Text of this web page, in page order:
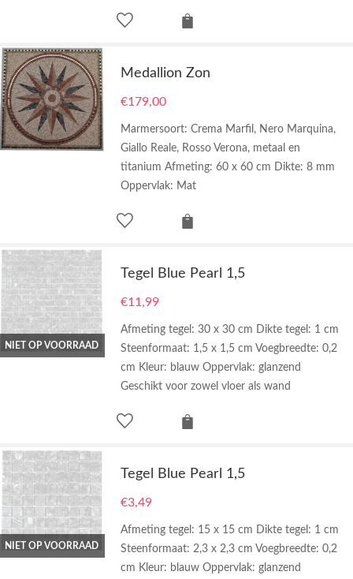
Medallion Zon
€179,00
Marmersoort: Crema Marfil, Nero Marquina,
Giallo Reale, Rosso Verona, metaal en
titanium Afmeting: 60 x 60 cm Dikte: 8 mm
Oppervlak: Mat
NIET OP VOORRAAD
Tegel Blue Pearl 1,5
€11,99
Afmeting tegel: 30 x 30 cm Dikte tegel: 1 cm
Steenformaat: 1,5 x 1,5 cm Voegbreedte: 0,2
cm Kleur: blauw Oppervlak: glanzend
Geschikt voor zowel vloer als wand
NIET OP VOORRAAD
Tegel Blue Pearl 1,5
€3,49
Afmeting tegel: 15 x 15 cm Dikte tegel: 1 cm
Steenformaat: 2,3 x 2,3 cm Voegbreedte: 0,2
cm Kleur: blauw Oppervlak: glanzend